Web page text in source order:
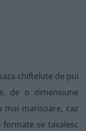
chiftelute de pui
de o dimensiune
mai marisoare, caz
se tavalesc